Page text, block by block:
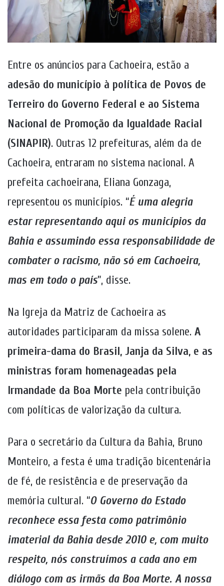
Entre os anúncios para Cachoeira, estão a
adesão do município à política de Povos de
Terreiro do Governo Federal e ao Sistema
Nacional de Promoção da Igualdade Racial
(SINAPIR). Outras 12 prefeituras, além da de
Cachoeira, entraram no sistema nacional. A
prefeita cachoeirana, Eliana Gonzaga,
representou os municípios. “É uma alegria
estar representando aqui os municípios da
Bahia e assumindo essa responsabilidade de
combater o racismo, não só em Cachoeira,
mas em todo o país”, disse.
Na Igreja da Matriz de Cachoeira as
autoridades participaram da missa solene. A
primeira-dama do Brasil, Janja da Silva, e as
ministras foram homenageadas pela
Irmandade da Boa Morte pela contribuição
com políticas de valorização da cultura.
Para o secretário da Cultura da Bahia, Bruno
Monteiro, a festa é uma tradição bicentenária
de fé, de resistência e de preservação da
memória cultural. “O Governo do Estado
reconhece essa festa como patrimônio
imaterial da Bahia desde 2010 e, com muito
respeito, nós construímos a cada ano em
diálogo com as irmãs da Boa Morte. A nossa